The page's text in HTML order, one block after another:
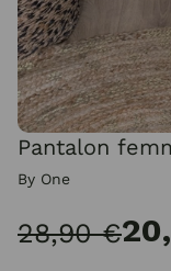
Pantalon
By One
28,90 €